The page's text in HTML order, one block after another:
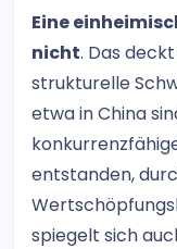
Eine
nicht. Das
strukturelle
etwa in China
entstanden,
spiegelt sich